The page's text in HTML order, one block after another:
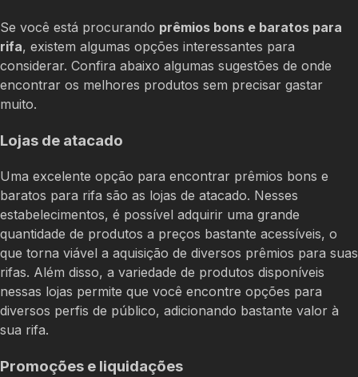
Se você está procurando prêmios bons e baratos para
rifa, existem algumas opções interessantes para
considerar. Confira abaixo algumas sugestões de onde
encontrar os melhores produtos sem precisar gastar
muito.
Lojas de atacado
Uma excelente opção para encontrar prêmios bons e
baratos para rifa são as lojas de atacado. Nesses
estabelecimentos, é possível adquirir uma grande
quantidade de produtos a preços bastante acessíveis, o
que torna viável a aquisição de diversos prêmios para suas
rifas. Além disso, a variedade de produtos disponíveis
nessas lojas permite que você encontre opções para
diversos perfis de público, adicionando bastante valor à
sua rifa.
Promoções e liquidações